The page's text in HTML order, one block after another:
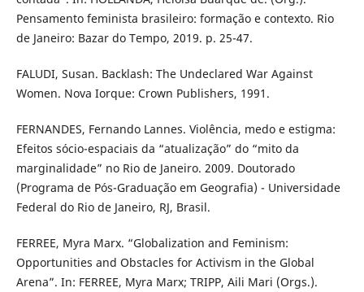
Pensamento feminista brasileiro: formação e contexto. Rio
de Janeiro: Bazar do Tempo, 2019. p. 25-47.
FALUDI, Susan. Backlash: The Undeclared War Against
Women. Nova Iorque: Crown Publishers, 1991.
FERNANDES, Fernando Lannes. Violência, medo e estigma:
Efeitos sócio-espaciais da “atualização” do “mito da
marginalidade” no Rio de Janeiro. 2009. Doutorado
(Programa de Pós-Graduação em Geografia) - Universidade
Federal do Rio de Janeiro, RJ, Brasil.
FERREE, Myra Marx. “Globalization and Feminism:
Opportunities and Obstacles for Activism in the Global
Arena”. In: FERREE, Myra Marx; TRIPP, Aili Mari (Orgs.).